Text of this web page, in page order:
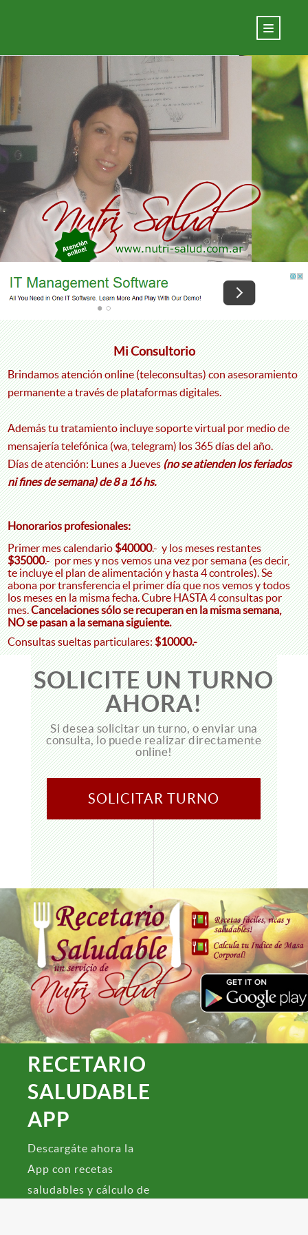
Mi Consultorio
Brindamos atención online (teleconsultas) con asesoramiento
permanente a través de plataformas digitales.
Además tu tratamiento incluye soporte virtual por medio de
mensajería telefónica (wa, telegram) los 365 días del año.
Días de atención: Lunes a Jueves(no se atienden los feriados
ni fines de semana) de 8 a 16 hs.
Honorarios profesionales:
Primer mes calendario$40000.- y los meses restantes
$35000.- por mes y nos vemos una vez por semana (es decir,
te incluye el plan de alimentación y hasta 4 controles). Se
abona por transferencia el primer día que nos vemos y todos
los meses en la misma fecha. Cubre HASTA 4 consultas por
mes.Cancelaciones sólo se recuperan en la misma semana,
NO se pasan a la semana siguiente.
Consultas sueltas particulares:$10000.-
SOLICITE UN TURNO
AHORA!
Si desea solicitar un turno, o enviar una
consulta, lo puede realizar directamente
online!
SOLICITAR TURNO
RECETARIO
SALUDABLE
APP
Descargáte ahora la
App con recetas
saludables y cálculo de